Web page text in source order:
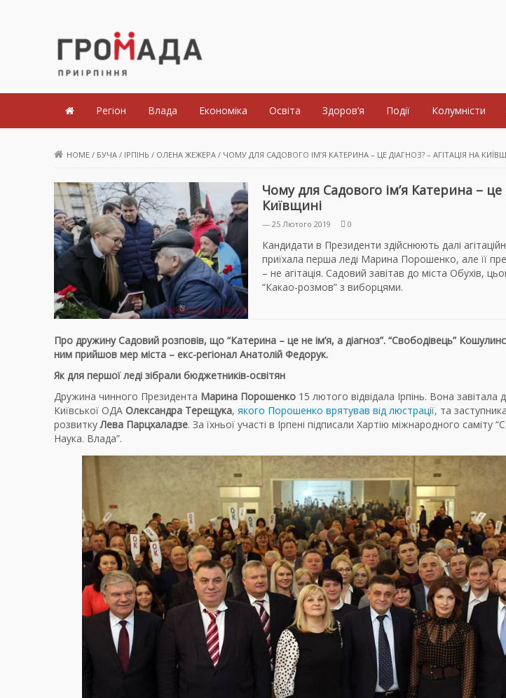
Громада Приірпіння
Регіон Влада Економіка Освіта Здоров’я Події Колумністи
HOME / БУЧА / ІРПІНЬ / ОЛЕНА ЖЕЖЕРА / ЧОМУ ДЛЯ САДОВОГО ІМ’Я КАТЕРИНА – ЦЕ ДІАГНОЗ? – АГІТАЦІЯ НА
Чому для Садового ім’я Катерина – це
Київщині
— 25 Лютого 2019 0
Кандидати в Президенти здійснюють далі
приїхала перша леді Марина Порошенко, але її
– не агітація. Садовий завітав до міста Обухів,
“Какао-розмов” з виборцями.
Про дружину Садовий розповів, що “Катерина – це не ім’я, а діагноз”. “Свободівець”
ним прийшов мер міста – екс-регіонал Анатолій Федорук.
Як для першої леді зібрали бюджетників-освітян
Дружина чинного Президента Марина Порошенко 15 лютого відвідала Ірпінь. Вона завітала
Київської ОДА Олександра Терещука, якого Порошенко врятував від люстрації, та
розвиткуЛева Парцхаладзе. За їхньої участі в Ірпені підписали Хартію міжнародного саміту
Наука. Влада”.